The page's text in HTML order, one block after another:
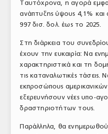
ΑΡΧΕΙΟ ΤΕΥΧΩΝ
Ταυτόχρονα, η αγορά
ανάπτυξης ύψους 4,1% και
997 δισ. δολ. έως το 2025.
Στη διάρκεια του συνεδρίου
έχουν την ευκαιρία: Να
χαρακτηριστικά και τη
τις καταναλωτικές
εκπροσώπους
εξερευνήσουν νέες υπο-
δραστηριοτήτων τους.
Παράλληλα, θα